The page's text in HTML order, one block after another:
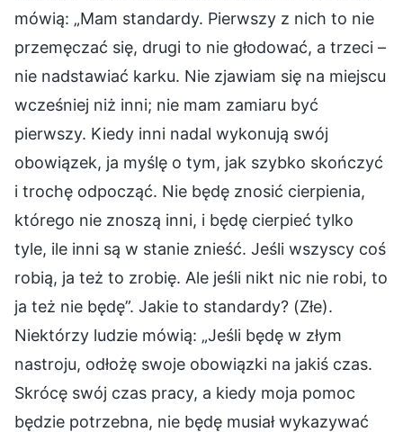
mówią: „Mam standardy. Pierwszy z nich to nie
przemęczać się, drugi to nie głodować, a trzeci –
nie nadstawiać karku. Nie zjawiam się na miejscu
wcześniej niż inni; nie mam zamiaru być
pierwszy. Kiedy inni nadal wykonują swój
obowiązek, ja myślę o tym, jak szybko skończyć
i trochę odpocząć. Nie będę znosić cierpienia,
którego nie znoszą inni, i będę cierpieć tylko
tyle, ile inni są w stanie znieść. Jeśli wszyscy coś
robią, ja też to zrobię. Ale jeśli nikt nic nie robi, to
ja też nie będę”. Jakie to standardy? (Złe).
Niektórzy ludzie mówią: „Jeśli będę w złym
nastroju, odłożę swoje obowiązki na jakiś czas.
Skrócę swój czas pracy, a kiedy moja pomoc
będzie potrzebna, nie będę musiał wykazywać